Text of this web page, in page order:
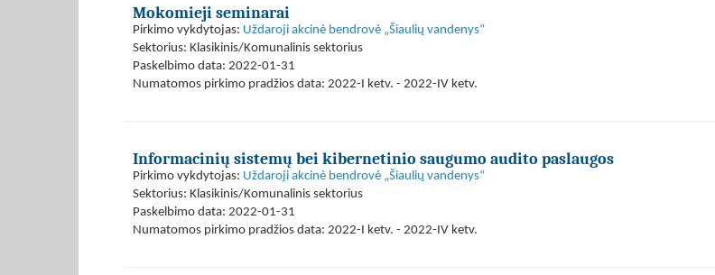
Mokomieji seminarai
Pirkimo vykdytojas: Uždaroji akcinė bendrovė „Šiaulių vandenys“
Sektorius: Klasikinis/Komunalinis sektorius
Paskelbimo data: 2022-01-31
Numatomos pirkimo pradžios data: 2022-I ketv. - 2022-IV ketv.
Informacinių sistemų bei kibernetinio saugumo audito paslaugos
Pirkimo vykdytojas: Uždaroji akcinė bendrovė „Šiaulių vandenys“
Sektorius: Klasikinis/Komunalinis sektorius
Paskelbimo data: 2022-01-31
Numatomos pirkimo pradžios data: 2022-I ketv. - 2022-IV ketv.